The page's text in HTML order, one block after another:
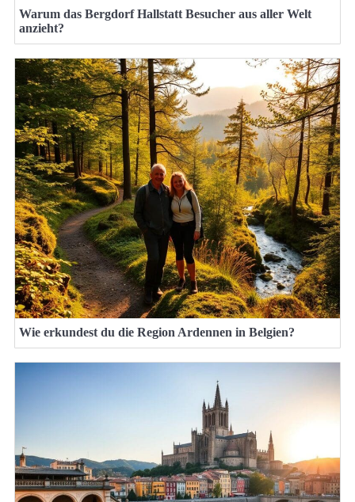
Warum das Bergdorf Hallstatt Besucher aus aller Welt
anzieht?
Wie erkundest du die Region Ardennen in Belgien?